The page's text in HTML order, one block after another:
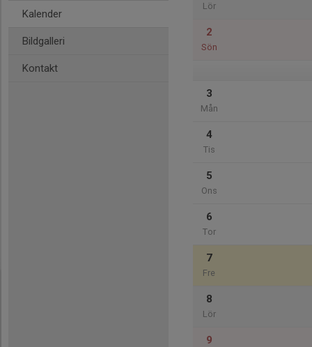
Kalender
Bildgalleri
Kontakt
Lör
2
Sön
3
Mån
4
Tis
5
Ons
6
Tor
7
Fre
8
Lör
9